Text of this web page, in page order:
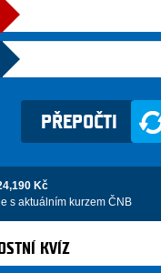
Kč
s aktuálním kurzem ČNB
KVÍZ